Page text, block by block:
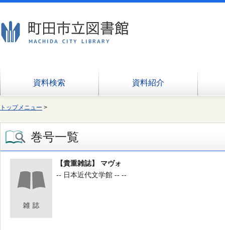
資料検索 資料紹介
トップメニュー >
巻号一覧
【貴重雑誌】 マヴォ
-- 日本近代文学館 -- --